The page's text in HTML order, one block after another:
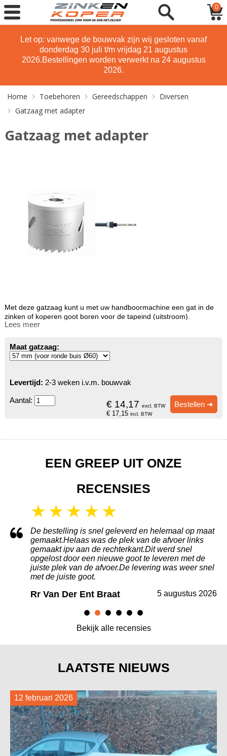
0
Let op: vanwege de bouwvak zijn wij gesloten vanaf
donderdag 30 juli t/m vrijdag 21 augustus
2026.Bestellingen worden verwerkt na 24 augustus
2026.
Home Toebehoren Gereedschappen
Diversen
Gatzaag met adapter
Gatzaag met adapter
Met deze gatzaag kunt u met uw handboormachine een gat in de
zinken of koperen goot boren voor de tapeind (uitstroom).
Lees meer
Maat gatzaag:
Levertijd: 2-3 weken i.v.m. bouwvak
Aantal: Bestellen ➜
€ 14,17excl. BTW
€ 17,15incl. BTW
EEN GREEP UIT ONZE
RECENSIES
gemotiveerd personeel, denken met je mee en zijn
flexibel als je wat wilt aanpassen.
3 augustus 2026
Dick G
Bekijk alle recensies
LAATSTE NIEUWS
12 februari 2026